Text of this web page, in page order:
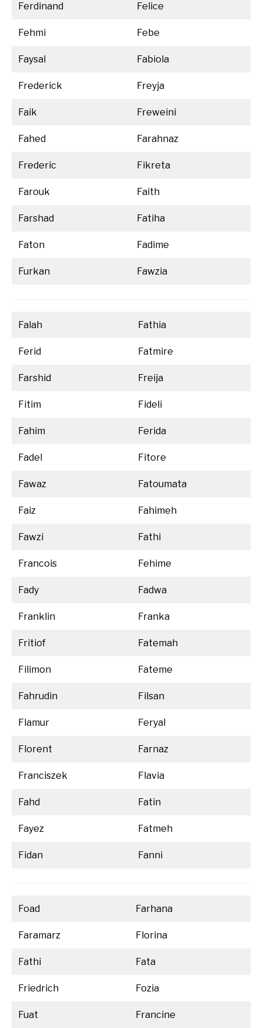
Ferdinand Felice
Fehmi Febe
Faysal Fabiola
Frederick Freyja
Faik Freweini
Fahed Farahnaz
Frederic Fikreta
Farouk Faith
Farshad Fatiha
Faton Fadime
Furkan Fawzia
Falah Fathia
Ferid Fatmire
Farshid Freija
Fitim Fideli
Fahim Ferida
Fadel Fitore
Fawaz Fatoumata
Faiz Fahimeh
Fawzi Fathi
Francois Fehime
Fady Fadwa
Franklin Franka
Fritiof Fatemah
Filimon Fateme
Fahrudin Filsan
Flamur Feryal
Florent Farnaz
Franciszek Flavia
Fahd Fatin
Fayez Fatmeh
Fidan Fanni
Foad Farhana
Faramarz Florina
Fathi Fata
Friedrich Fozia
Fuat Francine